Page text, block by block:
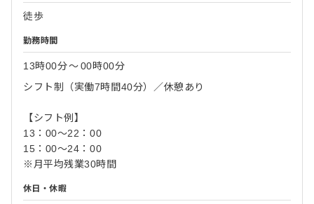
徒歩
勤務時間
13時00分〜00時00分
シフト制（実働7時間40分）／休憩あり
【シフト例】
13：00～22：00
15：00～24：00
※月平均残業30時間
休日・休暇